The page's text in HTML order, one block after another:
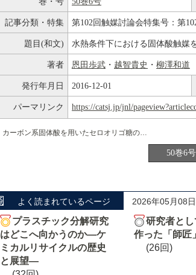
記事分類・特集 第102回触媒討論会特集号：第
題目(和文) 水熱条件下における固体酸触媒
著者 恩田歩武 ・ 越智貴史 ・ 柳澤和道
発行年月日 2016-12-01
パーマリンク https://catsj.jp/jnl/
カーボン系固体酸を用いたセロオリゴ糖の加水分解
50巻6
よく読まれているページ 2026年05月08
プラスチック分解研究
はどこへ向かうのか―ケ
ミカルリサイクルの歴史
と展望―
研究者と
作った「師匠
(26回)